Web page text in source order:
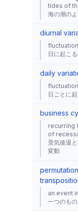
tides of
海の潮の
diurnal
日に起こ
daily
日ごとに
business
recurring
of
景気後退
変動
permutation
an event
一つのも